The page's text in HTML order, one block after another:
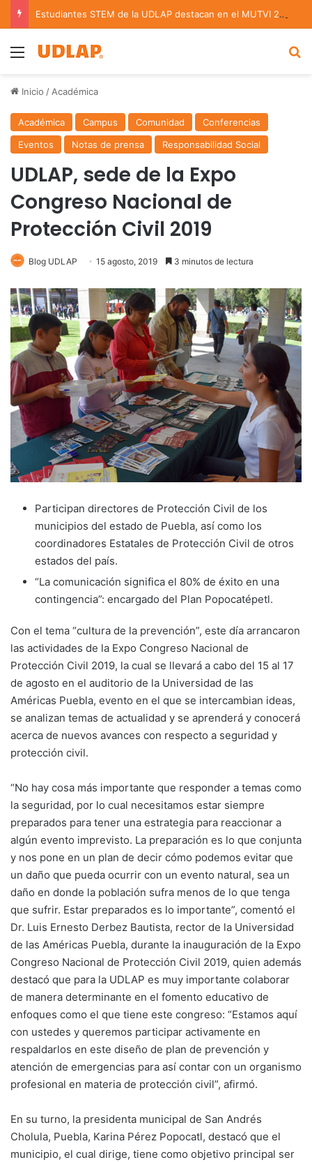
Estudiantes STEM de la UDLAP destacan en el MUTVI 2026
Menu
Inicio / Académica
Académica Campus Comunidad
Conferencias
Eventos
Notas de prensa Responsabilidad Social
UDLAP, sede de la Expo
Congreso Nacional de
Protección Civil 2019
Blog UDLAP 15 agosto, 2019 3 minutos de lectura
Participan directores de Protección Civil de los
municipios del estado de Puebla, así como los
coordinadores Estatales de Protección Civil de otros
estados del país.
“La comunicación significa el 80% de éxito en una
contingencia”: encargado del Plan Popocatépetl.
Con el tema “cultura de la prevención”, este día arrancaron
las actividades de la Expo Congreso Nacional de
Protección Civil 2019, la cual se llevará a cabo del 15 al 17
de agosto en el auditorio de la Universidad de las
Américas Puebla, evento en el que se intercambian ideas,
se analizan temas de actualidad y se aprenderá y conocerá
acerca de nuevos avances con respecto a seguridad y
protección civil.
“No hay cosa más importante que responder a temas como
la seguridad, por lo cual necesitamos estar siempre
preparados para tener una estrategia para reaccionar a
algún evento imprevisto. La preparación es lo que conjunta
y nos pone en un plan de decir cómo podemos evitar que
un daño que pueda ocurrir con un evento natural, sea un
daño en donde la población sufra menos de lo que tenga
que sufrir. Estar preparados es lo importante”, comentó el
Dr. Luis Ernesto Derbez Bautista, rector de la Universidad
de las Américas Puebla, durante la inauguración de la Expo
Congreso Nacional de Protección Civil 2019, quien además
destacó que para la UDLAP es muy importante colaborar
de manera determinante en el fomento educativo de
enfoques como el que tiene este congreso: “Estamos aquí
con ustedes y queremos participar activamente en
respaldarlos en este diseño de plan de prevención y
atención de emergencias para así contar con un organismo
profesional en materia de protección civil”, afirmó.
En su turno, la presidenta municipal de San Andrés
Cholula, Puebla, Karina Pérez Popocatl, destacó que el
municipio, el cual dirige, tiene como objetivo principal ser